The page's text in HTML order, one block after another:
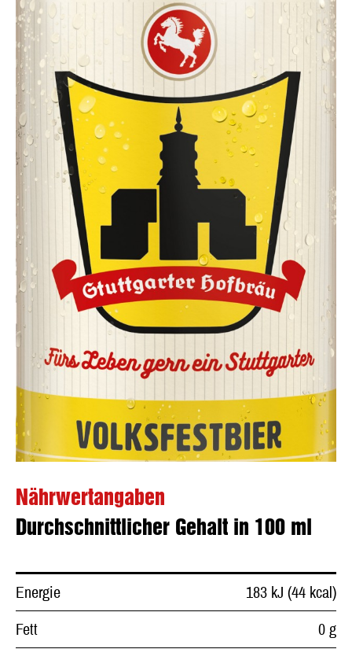
Nährwertangaben
Durchschnittlicher Gehalt in 100 ml
Energie
183 kJ (44 kcal)
Fett
0 g